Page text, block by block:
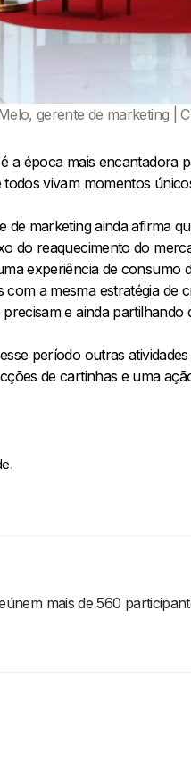
gerente de marketing |
é a época mais encantadora
todos vivam momentos
de marketing ainda afirma
do reaquecimento do
experiência de consumo
com a mesma estratégia
e ainda partilhando
período outras
de cartinhas e uma
.
mais de 560